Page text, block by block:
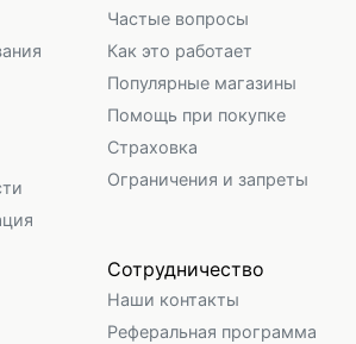
Частые вопросы
Как это работает
Популярные магазины
Помощь при покупке
Страховка
Ограничения и запреты
Сотрудничество
Наши контакты
Реферальная программа